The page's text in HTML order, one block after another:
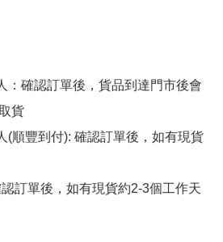
：確認訂單後，貨品到達門市後會
貨
(順豐到付): 確認訂單後，如有現貨
訂單後，如有現貨約2-3個工作天